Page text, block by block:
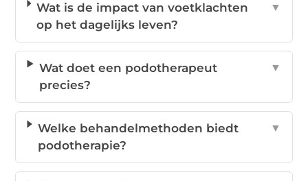
Wat is de impact van voetklachten
op het dagelijks leven?
▼
Wat doet een podotherapeut
precies?
▼
Welke behandelmethoden biedt
podotherapie?
▼